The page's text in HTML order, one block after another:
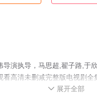
演执导，马思超,翟子路,于
高清未删减完整版电视剧
 展开全部